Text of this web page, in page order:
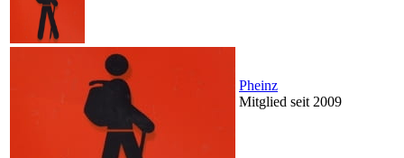
Pheinz
Mitglied seit 2009